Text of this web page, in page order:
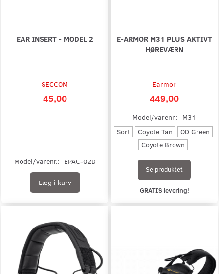
EAR INSERT - MODEL 2
SECCOM
45,00
Model/varenr.: EPAC-02D
Læg i kurv
E-ARMOR M31 PLUS AKTIVT
HØREVÆRN
Earmor
449,00
Model/varenr.: M31
Sort
Coyote Tan
OD Green
Coyote Brown
Se produktet
GRATIS levering!